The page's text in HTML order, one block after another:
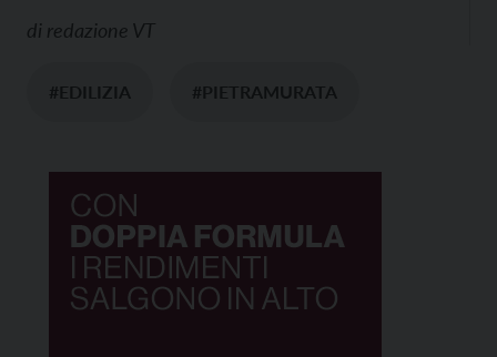
di redazione VT
#EDILIZIA #PIETRAMURATA